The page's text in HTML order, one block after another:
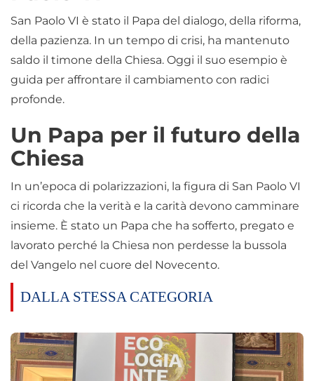
San Paolo VI è stato il Papa del dialogo, della riforma,
della pazienza. In un tempo di crisi, ha mantenuto
saldo il timone della Chiesa. Oggi il suo esempio è
guida per affrontare il cambiamento con radici
profonde.
Un Papa per il futuro della
Chiesa
In un’epoca di polarizzazioni, la figura di San Paolo VI
ci ricorda che la verità e la carità devono camminare
insieme. È stato un Papa che ha sofferto, pregato e
lavorato perché la Chiesa non perdesse la bussola
del Vangelo nel cuore del Novecento.
DALLA STESSA CATEGORIA